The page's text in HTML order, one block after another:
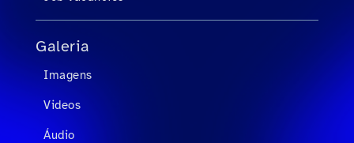
Galeria
Imagens
Videos
Áudio